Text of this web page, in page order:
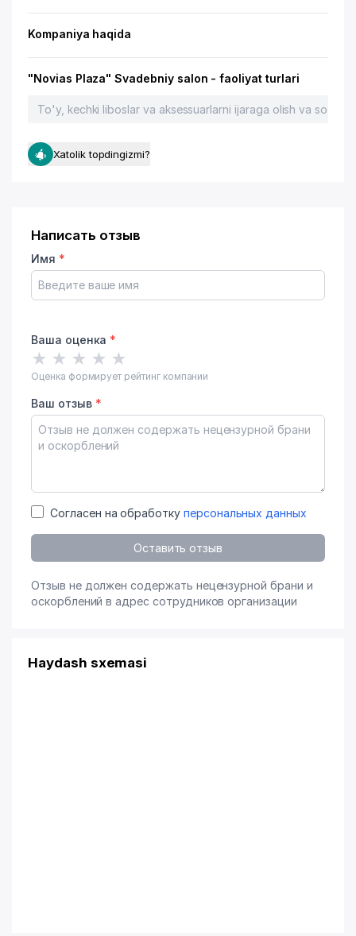
Kompaniya haqida
"Novias Plaza" Svadebniy salon - faoliyat turlari
To'y, kechki liboslar va aksessuarlarni ijaraga olish va sotish
Xatolik topdingizmi?
Написать отзыв
Имя *
Ваша оценка *
★ ★ ★ ★ ★
Оценка формирует рейтинг компании
Ваш отзыв *
Согласен на обработку персональных данных
Оставить отзыв
Отзыв не должен содержать нецензурной брани и
оскорблений в адрес сотрудников организации
Haydash sxemasi